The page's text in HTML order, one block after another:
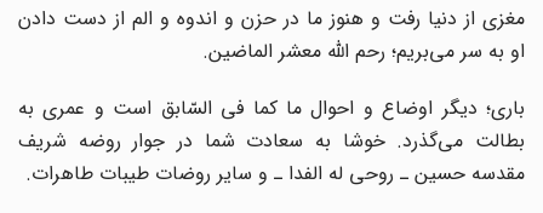
مغزی از دنیا رفت و هنوز ما در حزن و اندوه و الم از دست دادن
او به سر می‌بریم؛ رحم الله معشر الماضین.
باری؛ دیگر اوضاع و احوال ما کما فی السّابق است و عمری به
بطالت می‌گذرد. خوشا به سعادت شما در جوار روضه شریف
مقدسه حسین ـ روحی له الفدا ـ و سایر روضات طیبات طاهرات.